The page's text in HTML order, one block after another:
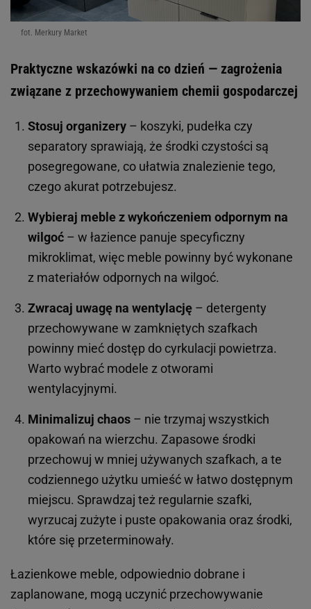
fot. Merkury Market
Praktyczne wskazówki na co dzień — zagrożenia
związane z przechowywaniem chemii gospodarczej
Stosuj organizery – koszyki, pudełka czy
separatory sprawiają, że środki czystości są
posegregowane, co ułatwia znalezienie tego,
czego akurat potrzebujesz.
Wybieraj meble z wykończeniem odpornym na
wilgoć – w łazience panuje specyficzny
mikroklimat, więc meble powinny być wykonane
z materiałów odpornych na wilgoć.
Zwracaj uwagę na wentylację – detergenty
przechowywane w zamkniętych szafkach
powinny mieć dostęp do cyrkulacji powietrza.
Warto wybrać modele z otworami
wentylacyjnymi.
Minimalizuj chaos – nie trzymaj wszystkich
opakowań na wierzchu. Zapasowe środki
przechowuj w mniej używanych szafkach, a te
codziennego użytku umieść w łatwo dostępnym
miejscu. Sprawdzaj też regularnie szafki,
wyrzucaj zużyte i puste opakowania oraz środki,
które się przeterminowały.
Łazienkowe meble, odpowiednio dobrane i
zaplanowane, mogą uczynić przechowywanie